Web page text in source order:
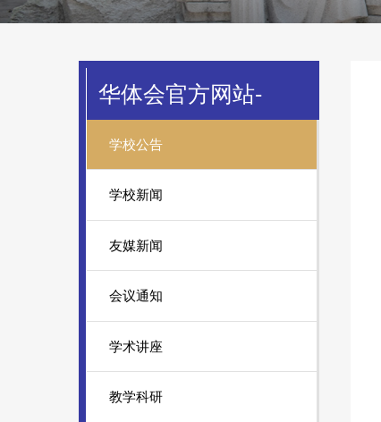
华体会官方网站-
学校公告
学校新闻
友媒新闻
会议通知
学术讲座
教学科研